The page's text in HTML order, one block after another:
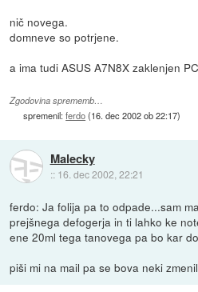
nič novega.
domneve so potrjene.
a ima tudi ASUS A7N8X zaklenjen
Zgodovina sprememb…
spremenil:ferdo(16. dec 2002 ob 22:17)
Malecky
:: 16. dec 2002, 22:21
ferdo: Ja folija pa to odpade...sam
prejšnega defogerja in ti lahko ke
ene 20ml tega tanovega pa bo kar
piši mi na mail pa se bova neki